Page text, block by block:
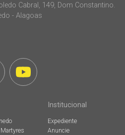
Cabral, 149, Dom Constantino.
- Alagoas
Institucional
Expediente
Anuncie